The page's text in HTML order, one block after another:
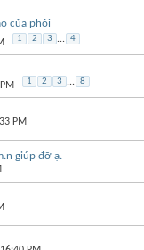
của phôi
1 2 3 ... 4
1 2 3 ... 8
PM
giúp đỡ ạ.